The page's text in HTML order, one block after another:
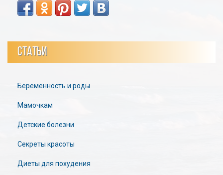
СТАТЬИ
Беременность и роды
Мамочкам
Детские болезни
Секреты красоты
Диеты для похудения